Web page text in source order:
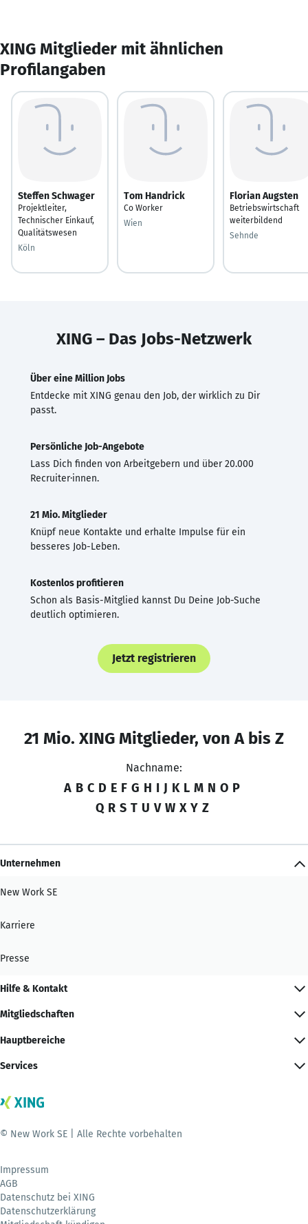
XING Mitglieder mit ähnlichen
Profilangaben
Steffen Schwager
Projektleiter,
Technischer Einkauf,
Qualitätswesen
Köln
Tom Handrick
Co Worker
Wien
Florian Augsten
Betriebswirtschaft
weiterbildend
Sehnde
XING – Das Jobs-Netzwerk
Über eine Million Jobs
Entdecke mit XING genau den Job, der wirklich zu Dir
passt.
Persönliche Job-Angebote
Lass Dich finden von Arbeitgebern und über 20.000
Recruiter·innen.
21 Mio. Mitglieder
Knüpf neue Kontakte und erhalte Impulse für ein
besseres Job-Leben.
Kostenlos profitieren
Schon als Basis-Mitglied kannst Du Deine Job-Suche
deutlich optimieren.
Jetzt registrieren
21 Mio. XING Mitglieder, von A bis Z
Nachname:
A B C D E F G H I J K L M N O P
Q R S T U V W X Y Z
Unternehmen
New Work SE
Karriere
Presse
Hilfe & Kontakt
Mitgliedschaften
Hauptbereiche
Services
© New Work SE | Alle Rechte vorbehalten
Impressum
AGB
Datenschutz bei XING
Datenschutzerklärung